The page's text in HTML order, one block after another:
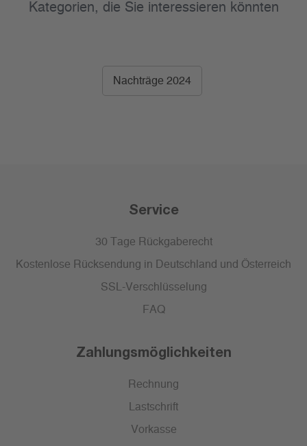
Kategorien, die Sie interessieren könnten
Nachträge 2024
Service
30 Tage Rückgaberecht
Kostenlose Rücksendung in Deutschland und Österreich
SSL-Verschlüsselung
FAQ
Zahlungsmöglichkeiten
Rechnung
Lastschrift
Vorkasse